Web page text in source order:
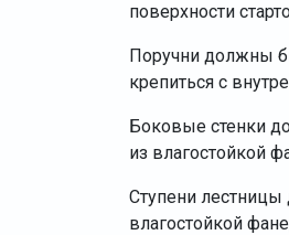
поверхности
Поручни должны
крепиться с
Боковые стенки
из влагостойкой
Ступени
влагостойкой